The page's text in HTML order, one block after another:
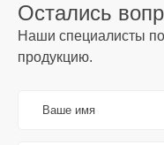
Остались
Наши специалисты
продукцию.
Ваше имя